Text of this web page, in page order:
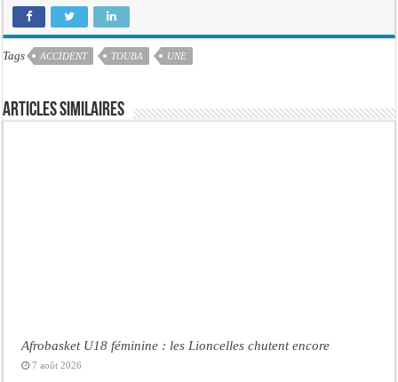
Tags ACCIDENT TOUBA UNE
Articles similaires
Afrobasket U18 féminine : les Lioncelles chutent encore
7 août 2026